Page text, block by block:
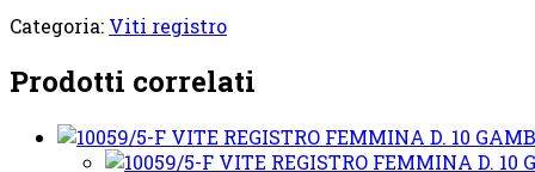
Categoria: Viti registro
Prodotti correlati